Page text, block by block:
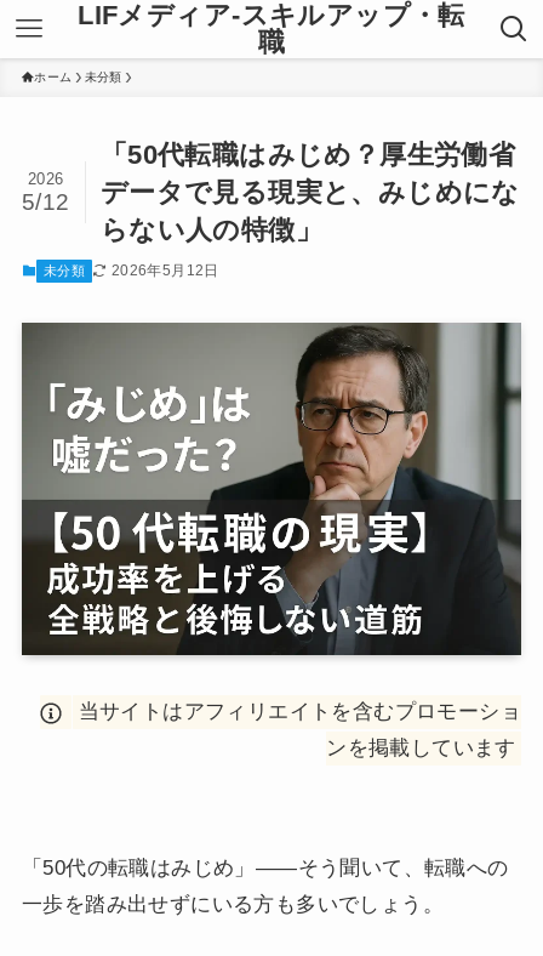
LIFメディア-スキルアップ・転
職
ホーム 未分類
「50代転職はみじめ？厚生労働省
データで見る現実と、みじめにな
らない人の特徴」
2026
5/12
未分類 2026年5月12日
当サイトはアフィリエイトを含むプロモーショ
ンを掲載しています
「50代の転職はみじめ」——そう聞いて、転職への
一歩を踏み出せずにいる方も多いでしょう。